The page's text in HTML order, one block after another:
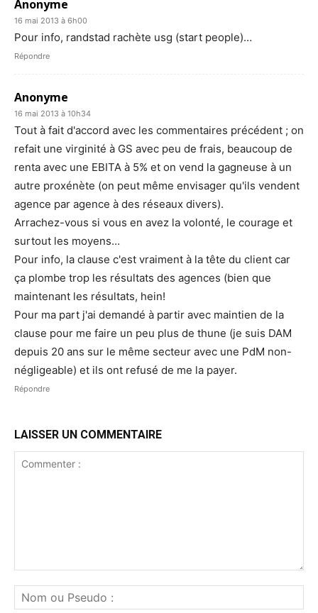
Anonyme
16 mai 2013 à 6h00
Pour info, randstad rachète usg (start people)…
Répondre
Anonyme
16 mai 2013 à 10h34
Tout à fait d'accord avec les commentaires précédent ; on
refait une virginité à GS avec peu de frais, beaucoup de
renta avec une EBITA à 5% et on vend la gagneuse à un
autre proxénète (on peut même envisager qu'ils vendent
agence par agence à des réseaux divers).
Arrachez-vous si vous en avez la volonté, le courage et
surtout les moyens…
Pour info, la clause c'est vraiment à la tête du client car
ça plombe trop les résultats des agences (bien que
maintenant les résultats, hein!
Pour ma part j'ai demandé à partir avec maintien de la
clause pour me faire un peu plus de thune (je suis DAM
depuis 20 ans sur le même secteur avec une PdM non-
négligeable) et ils ont refusé de me la payer.
Répondre
LAISSER UN COMMENTAIRE